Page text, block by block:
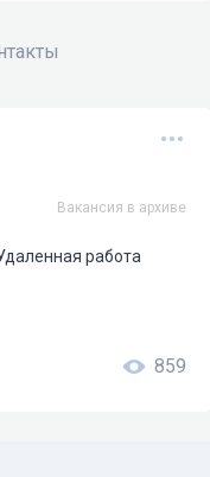
Вакансия в архиве
работа
859